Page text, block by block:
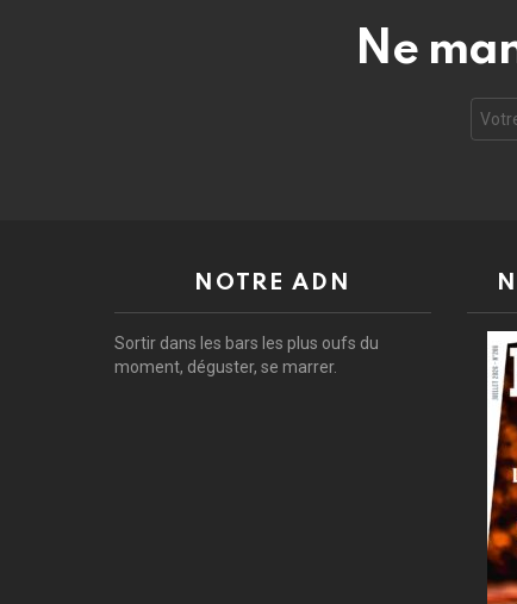
Ne
e-
mail
NOTRE ADN
Sortir dans les bars les plus oufs du
moment, déguster, se marrer.